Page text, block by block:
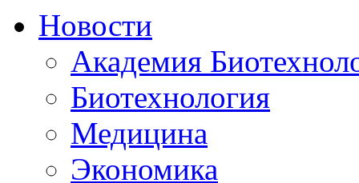
Новости
Академия
Биотехнология
Медицина
Экономика